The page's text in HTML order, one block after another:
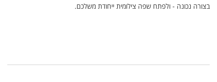
בצורה נכונה - ולפתח שפה צילומית ייחודת משלכם.